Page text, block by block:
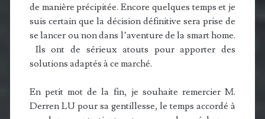
de manière précipitée. Encore quelques temps et je
suis certain que la décision définitive sera prise de
se lancer ou non dans l’aventure de la smart home.
Ils ont de sérieux atouts pour apporter des
solutions adaptés à ce marché.
En petit mot de la fin, je souhaite remercier M.
Derren LU pour sa gentillesse, le temps accordé à